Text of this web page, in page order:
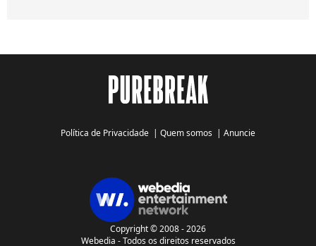
Política de Privacidade | Quem somos | Anuncie
Copyright © 2008 - 2026
Webedia - Todos os direitos reservados